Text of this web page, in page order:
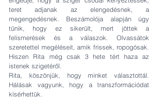
teret adjanak az elengedésnek, a
megengedésnek. Beszámolója alapján úgy
tűnik, hogy ez sikerült, mert jöttek a
felismerések és a válaszok. Olvassátok
szeretettel megéléseit, amik frissek, ropogósak.
Hiszen Rita még csak 3 hete tért haza az
istenek szigetéről.
Rita, köszönjük, hogy minket választottál.
Hálásak vagyunk, hogy a transzformációdat
kísérhettük.